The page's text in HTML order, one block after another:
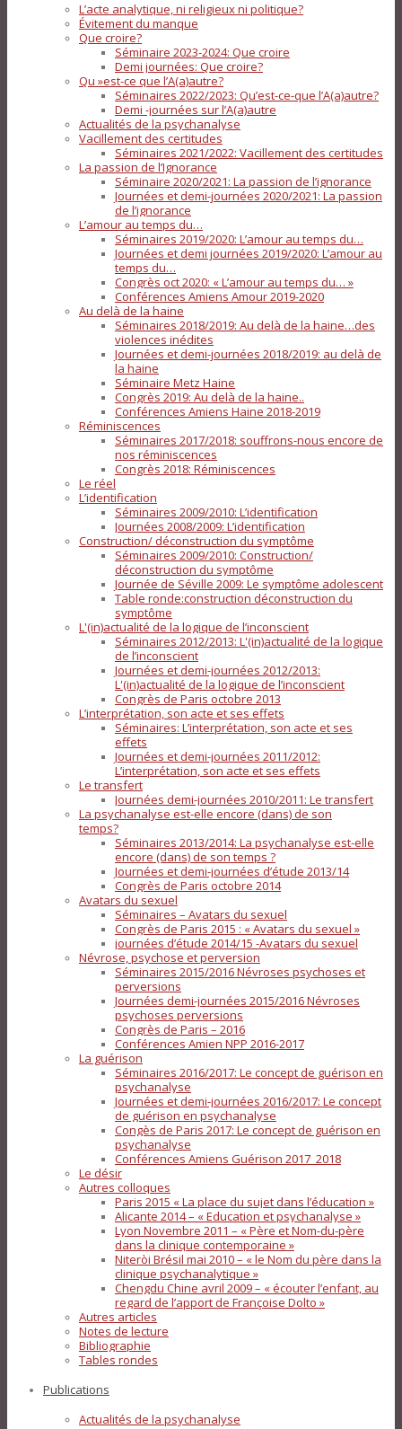
L’acte analytique, ni religieux ni politique?
Évitement du manque
Que croire?
Séminaire 2023-2024: Que croire
Demi journées: Que croire?
Qu »est-ce que l’A(a)autre?
Séminaires 2022/2023: Qu’est-ce-que l’A(a)autre?
Demi -journées sur l’A(a)autre
Actualités de la psychanalyse
Vacillement des certitudes
Séminaires 2021/2022: Vacillement des certitudes
La passion de l’Ignorance
Séminaire 2020/2021: La passion de l’ignorance
Journées et demi-journées 2020/2021: La passion
de l’ignorance
L’amour au temps du…
Séminaires 2019/2020: L’amour au temps du…
Journées et demi journées 2019/2020: L’amour au
temps du…
Congrès oct 2020: « L’amour au temps du… »
Conférences Amiens Amour 2019-2020
Au delà de la haine
Séminaires 2018/2019: Au delà de la haine…des
violences inédites
Journées et demi-journées 2018/2019: au delà de
la haine
Séminaire Metz Haine
Congrès 2019: Au delà de la haine..
Conférences Amiens Haine 2018-2019
Réminiscences
Séminaires 2017/2018: souffrons-nous encore de
nos réminiscences
Congrès 2018: Réminiscences
Le réel
L’identification
Séminaires 2009/2010: L’identification
Journées 2008/2009: L’identification
Construction/ déconstruction du symptôme
Séminaires 2009/2010: Construction/
déconstruction du symptôme
Journée de Séville 2009: Le symptôme adolescent
Table ronde:construction déconstruction du
symptôme
L'(in)actualité de la logique de l’inconscient
Séminaires 2012/2013: L'(in)actualité de la logique
de l’inconscient
Journées et demi-journées 2012/2013:
L'(in)actualité de la logique de l’inconscient
Congrès de Paris octobre 2013
L’interprétation, son acte et ses effets
Séminaires: L’interprétation, son acte et ses
effets
Journées et demi-journées 2011/2012:
L’interprétation, son acte et ses effets
Le transfert
Journées demi-journées 2010/2011: Le transfert
La psychanalyse est-elle encore (dans) de son
temps?
Séminaires 2013/2014: La psychanalyse est-elle
encore (dans) de son temps ?
Journées et demi-journées d’étude 2013/14
Congrès de Paris octobre 2014
Avatars du sexuel
Séminaires – Avatars du sexuel
Congrès de Paris 2015 : « Avatars du sexuel »
journées d’étude 2014/15 -Avatars du sexuel
Névrose, psychose et perversion
Séminaires 2015/2016 Névroses psychoses et
perversions
Journées demi-journées 2015/2016 Névroses
psychoses perversions
Congrès de Paris – 2016
Conférences Amien NPP 2016-2017
La guérison
Séminaires 2016/2017: Le concept de guérison en
psychanalyse
Journées et demi-journées 2016/2017: Le concept
de guérison en psychanalyse
Congès de Paris 2017: Le concept de guérison en
psychanalyse
Conférences Amiens Guérison 2017_2018
Le désir
Autres colloques
Paris 2015 « La place du sujet dans l’éducation »
Alicante 2014 – « Education et psychanalyse »
Lyon Novembre 2011 – « Père et Nom-du-père
dans la clinique contemporaine »
Niteròi Brésil mai 2010 – « le Nom du père dans la
clinique psychanalytique »
Chengdu Chine avril 2009 – « écouter l’enfant, au
regard de l’apport de Françoise Dolto »
Autres articles
Notes de lecture
Bibliographie
Tables rondes
Publications
Actualités de la psychanalyse